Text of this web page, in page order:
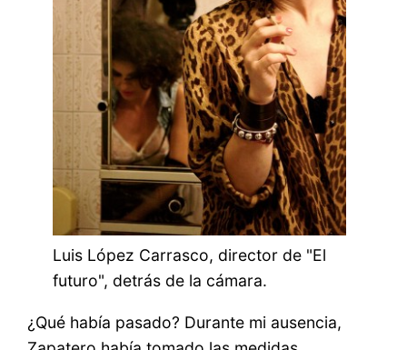
Luis López Carrasco, director de "El
futuro", detrás de la cámara.
¿Qué había pasado? Durante mi ausencia,